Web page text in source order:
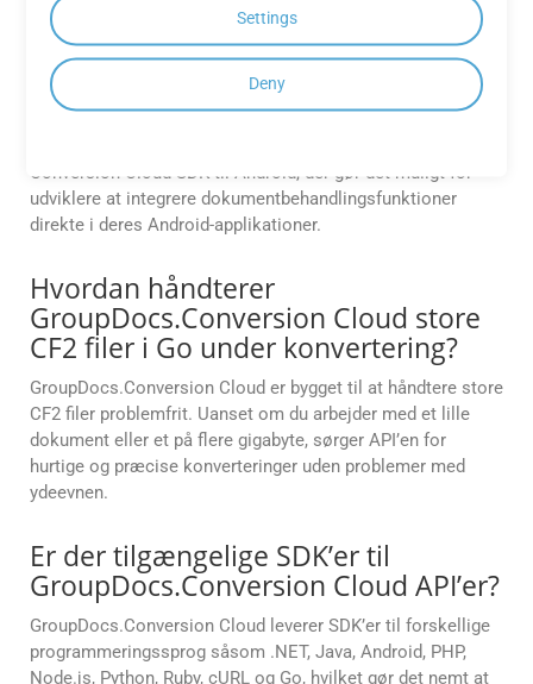
abonnementsplaner.
Er der et mobil-SDK tilgængeligt til at
bygge Android-apps?
Conversion Cloud SDK til Android, der gør det muligt for
udviklere at integrere dokumentbehandlingsfunktioner
direkte i deres Android-applikationer.
Hvordan håndterer
GroupDocs.Conversion Cloud store
CF2 filer i Go under konvertering?
GroupDocs.Conversion Cloud er bygget til at håndtere store
CF2 filer problemfrit. Uanset om du arbejder med et lille
dokument eller et på flere gigabyte, sørger API’en for
hurtige og præcise konverteringer uden problemer med
ydeevnen.
Er der tilgængelige SDK’er til
GroupDocs.Conversion Cloud API’er?
GroupDocs.Conversion Cloud leverer SDK’er til forskellige
programmeringssprog såsom .NET, Java, Android, PHP,
Node.js, Python, Ruby, cURL og Go, hvilket gør det nemt at
Settings
Deny